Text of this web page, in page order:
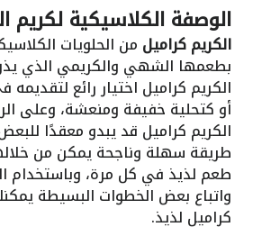
الوصفة الكلاسيكية لكريم
الكريم كراميل من الحلويات
بطعمها الشهي والكريمي الذي
الكريم كراميل اختيار رائع
أو كتحلية خفيفة ومنعشة، وعلى
الكريم كراميل قد يبدو معقدًا
طريقة سهلة وناجحة يمكن من
طعم لذيذ في كل مرة، وباستخدام
واتباع بعض الخطوات البسيطة
كراميل لذيذ.